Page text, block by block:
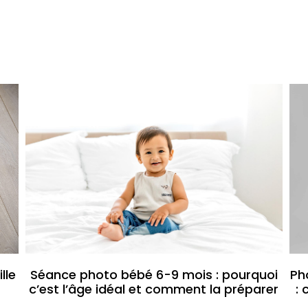
Séance photo bébé 6-9 mois : pourquoi
c’est l’âge idéal et comment la préparer
: